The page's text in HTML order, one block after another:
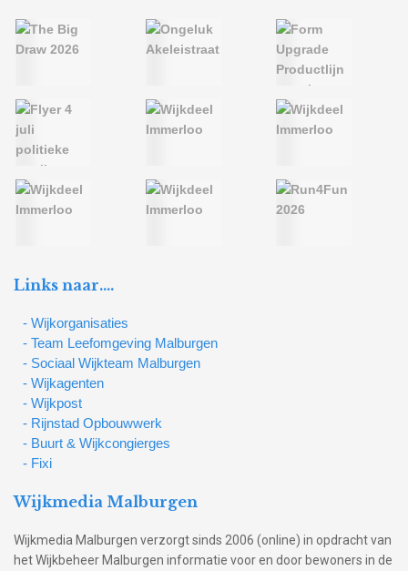
Links naar….
- Wijkorganisaties
- Team Leefomgeving Malburgen
- Sociaal Wijkteam Malburgen
- Wijkagenten
- Wijkpost
- Rijnstad Opbouwwerk
- Buurt & Wijkcongierges
- Fixi
Wijkmedia Malburgen
Wijkmedia Malburgen verzorgt sinds 2006 (online) in opdracht van
het Wijkbeheer Malburgen informatie voor en door bewoners in de